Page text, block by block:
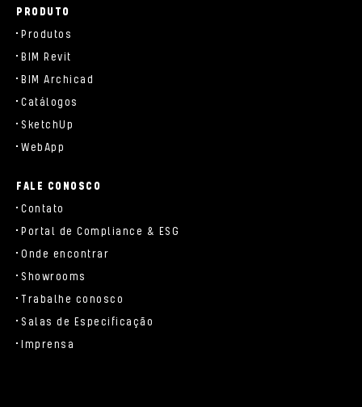
PRODUTO
Produtos
BIM Revit
BIM Archicad
Catálogos
SketchUp
WebApp
FALE CONOSCO
Contato
Portal de Compliance & ESG
Onde encontrar
Showrooms
Trabalhe conosco
Salas de Especificação
Imprensa